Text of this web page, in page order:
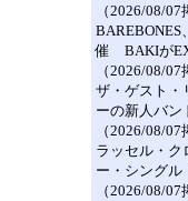
（2026/08/07
催 BAKIが
（2026/08/07
ザ・ゲスト・
ーの新人バン
（2026/08/07
ラッセル・ク
ー・シングル
（2026/08/07